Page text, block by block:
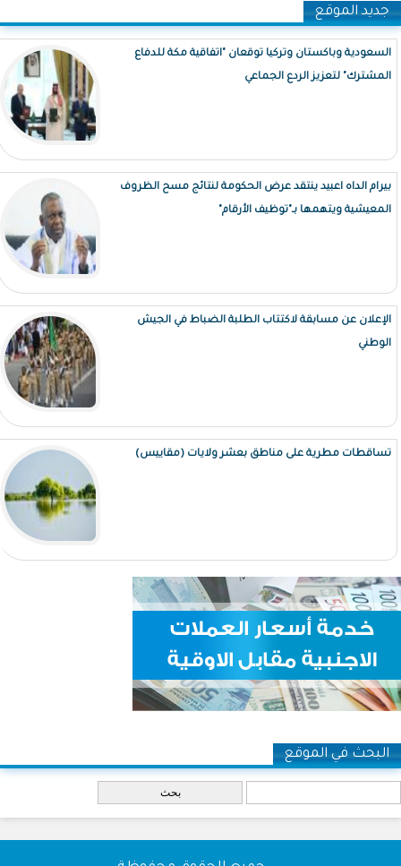
جديد الموقع
السعودية وباكستان وتركيا توقعان "اتفاقية مكة للدفاع
المشترك" لتعزيز الردع الجماعي
بيرام الداه اعبيد ينتقد عرض الحكومة لنتائج مسح الظروف
المعيشية ويتهمها بـ"توظيف الأرقام"
الإعلان عن مسابقة لاكتتاب الطلبة الضباط في الجيش
الوطني
تساقطات مطرية على مناطق بعشر ولايات (مقاييس)
البحث في الموقع